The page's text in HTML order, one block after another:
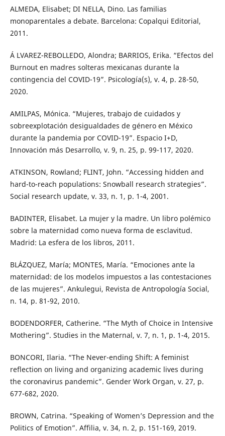
ALMEDA, Elisabet; DI NELLA, Dino. Las familias
monoparentales a debate. Barcelona: Copalqui Editorial,
2011.
Á LVAREZ-REBOLLEDO, Alondra; BARRIOS, Erika. “Efectos del
Burnout en madres solteras mexicanas durante la
contingencia del COVID-19”. Psicología(s), v. 4, p. 28-50,
2020.
AMILPAS, Mónica. “Mujeres, trabajo de cuidados y
sobreexplotación desigualdades de género en México
durante la pandemia por COVID-19”. Espacio I+D,
Innovación más Desarrollo, v. 9, n. 25, p. 99-117, 2020.
ATKINSON, Rowland; FLINT, John. “Accessing hidden and
hard-to-reach populations: Snowball research strategies”.
Social research update, v. 33, n. 1, p. 1-4, 2001.
BADINTER, Elisabet. La mujer y la madre. Un libro polémico
sobre la maternidad como nueva forma de esclavitud.
Madrid: La esfera de los libros, 2011.
BLÁZQUEZ, María; MONTES, María. “Emociones ante la
maternidad: de los modelos impuestos a las contestaciones
de las mujeres”. Ankulegui, Revista de Antropología Social,
n. 14, p. 81-92, 2010.
BODENDORFER, Catherine. “The Myth of Choice in Intensive
Mothering”. Studies in the Maternal, v. 7, n. 1, p. 1-4, 2015.
BONCORI, Ilaria. “The Never-ending Shift: A feminist
reflection on living and organizing academic lives during
the coronavirus pandemic”. Gender Work Organ, v. 27, p.
677-682, 2020.
BROWN, Catrina. “Speaking of Women’s Depression and the
Politics of Emotion”. Affilia, v. 34, n. 2, p. 151-169, 2019.